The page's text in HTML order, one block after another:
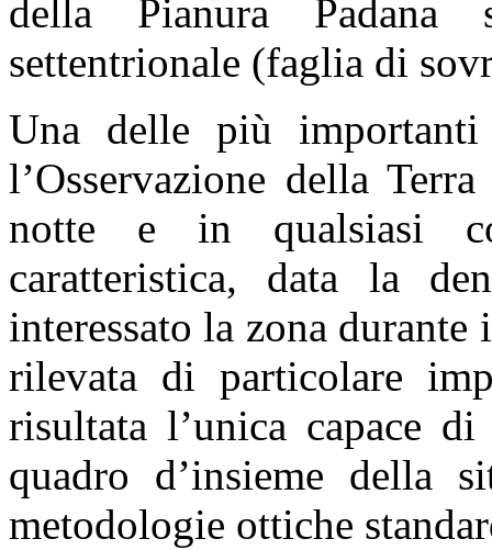
della Pianura
settentrionale (faglia di
Una delle più
l’Osservazione della
notte e in qualsiasi
caratteristica, data la
interessato la zona
rilevata di particolare
risultata l’unica capace
quadro d’insieme della
metodologie ottiche